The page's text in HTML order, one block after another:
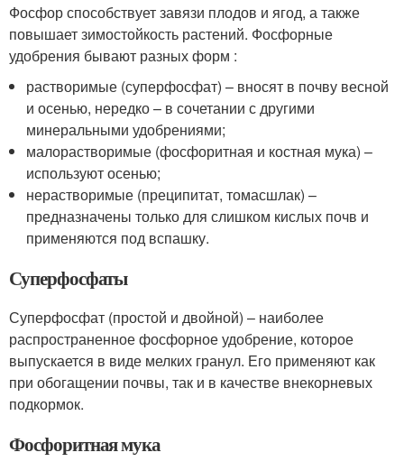
Фосфор способствует завязи плодов и ягод, а также
повышает зимостойкость растений. Фосфорные
удобрения бывают разных форм :
растворимые (суперфосфат) – вносят в почву весной
и осенью, нередко – в сочетании с другими
минеральными удобрениями;
малорастворимые (фосфоритная и костная мука) –
используют осенью;
нерастворимые (преципитат, томасшлак) –
предназначены только для слишком кислых почв и
применяются под вспашку.
Суперфосфаты
Суперфосфат (простой и двойной) – наиболее
распространенное фосфорное удобрение, которое
выпускается в виде мелких гранул. Его применяют как
при обогащении почвы, так и в качестве внекорневых
подкормок.
Фосфоритная мука